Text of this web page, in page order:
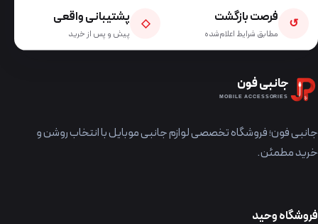
↺ فرصت بازگشت
مطابق شرایط اعلام‌شده
◇ پشتیبانی واقعی
پیش و پس از خرید
جانبی فون
MOBILE ACCESSORIES
جانبی فون؛ فروشگاه تخصصی لوازم جانبی موبایل با انتخاب روشن و
خرید مطمئن.
فروشگاه وحید